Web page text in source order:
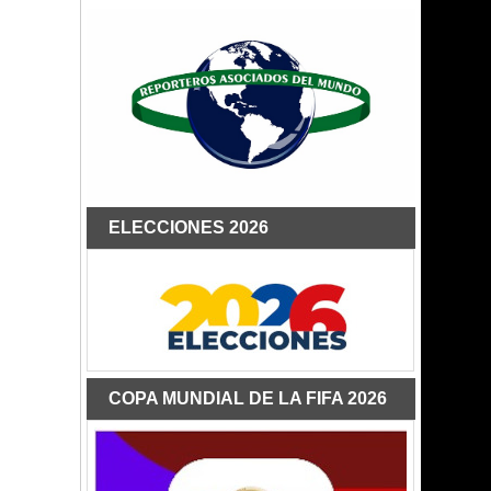
ELECCIONES 2026
COPA MUNDIAL DE LA FIFA 2026